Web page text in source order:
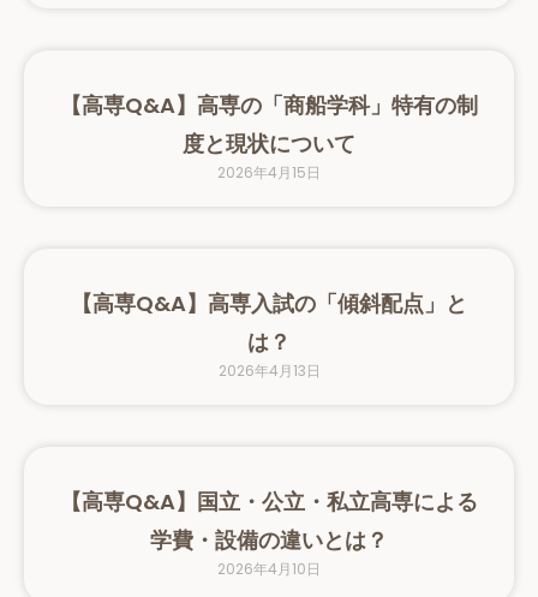
【高専Q&A】高専の「商船学科」特有の制
度と現状について
2026年4月15日
【高専Q&A】高専入試の「傾斜配点」と
は？
2026年4月13日
【高専Q&A】国立・公立・私立高専による
学費・設備の違いとは？
2026年4月10日